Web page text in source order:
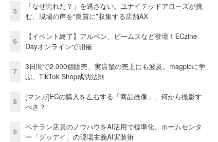
5
「なぜ売れた？」を逃さない。ユナイテッドアローズが挑
む、現場の声を“良質に”収集する店舗AX
6
【イベント終了】アルペン、ビームスなど登壇！ECzine
Dayオンラインで開催
7
3日間で2.000個販売、実店舗の売上にも波及。magpicに学
ぶ、TikTok Shop成功法則
8
[マンガ]ECの購入を左右する「商品画像」、何から撮影す
べき？
9
ベテラン店員のノウハウをAI活用で標準化。ホームセンタ
ー「グッデイ」の現場主義AI実装術